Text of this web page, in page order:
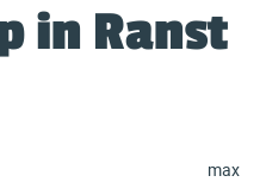
in Ranst
max